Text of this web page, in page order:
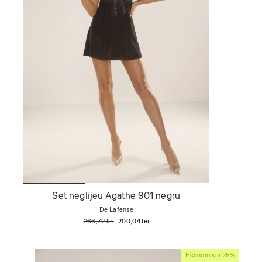
Set neglijeu Agathe 901 negru
De Lafense
Preț
266,72 lei Preț
200,04 lei
Economisiți 25%